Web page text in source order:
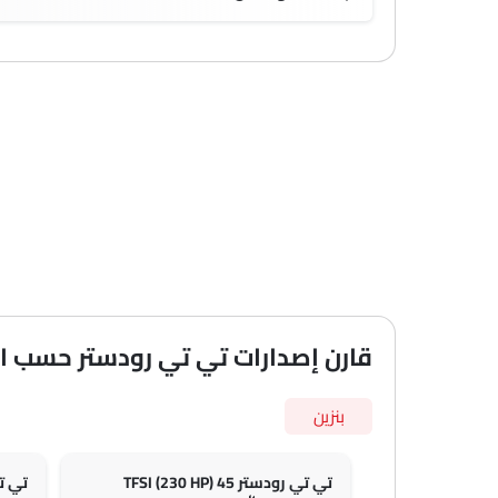
قارن إصدارات تي تي رودستر حسب
بنزين
تي تي رودستر 45 TFSI (230 HP)